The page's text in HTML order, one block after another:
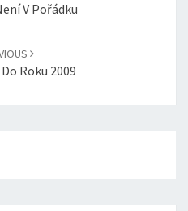
V Pořádku
Roku 2009